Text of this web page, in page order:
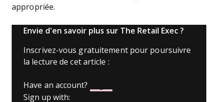
appropriée.
Envie d'en savoir plus sur The Retail Exec ?
Inscrivez-vous gratuitement pour poursuivre
la lecture de cet article :
Have an account?
Sign up with: